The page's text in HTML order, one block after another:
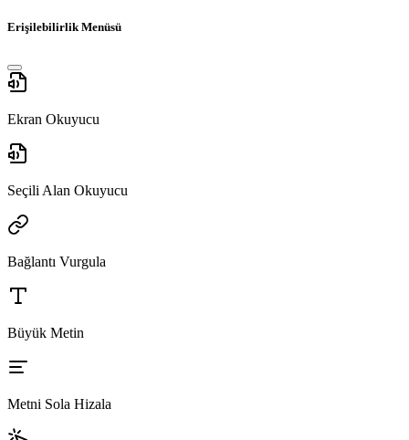
Erişilebilirlik Menüsü
Ekran Okuyucu
Seçili Alan Okuyucu
Bağlantı Vurgula
Büyük Metin
Metni Sola Hizala